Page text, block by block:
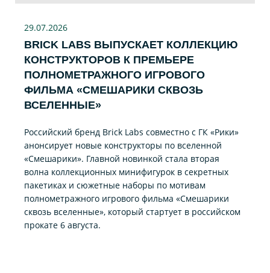
29.07.2026
BRICK LABS ВЫПУСКАЕТ КОЛЛЕКЦИЮ
КОНСТРУКТОРОВ К ПРЕМЬЕРЕ
ПОЛНОМЕТРАЖНОГО ИГРОВОГО
ФИЛЬМА «CМЕШАРИКИ СКВОЗЬ
ВСЕЛЕННЫЕ»
Российский бренд Brick Labs совместно с ГК «Рики»
анонсирует новые конструкторы по вселенной
«Смешарики». Главной новинкой стала вторая
волна коллекционных минифигурок в секретных
пакетиках и сюжетные наборы по мотивам
полнометражного игрового фильма «Смешарики
сквозь вселенные», который стартует в российском
прокате 6 августа.